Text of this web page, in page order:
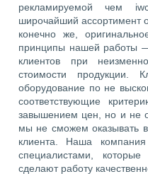
рекламируемой чем
широчайший ассортимент
конечно же,
принципы нашей работы
клиентов при
стоимости продукции.
оборудование по не
соответствующие
завышением цен, но и не
мы не сможем оказывать
клиента. Наша компания
специалистами,
сделают работу